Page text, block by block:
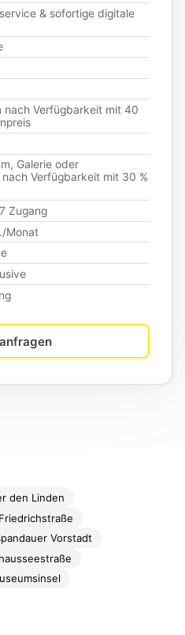
& sofortige digitale
nach Verfügbarkeit mit 40
Galerie oder
Verfügbarkeit mit 30 %
Zugang
Monat
den Linden
Friedrichstraße
Vorstadt